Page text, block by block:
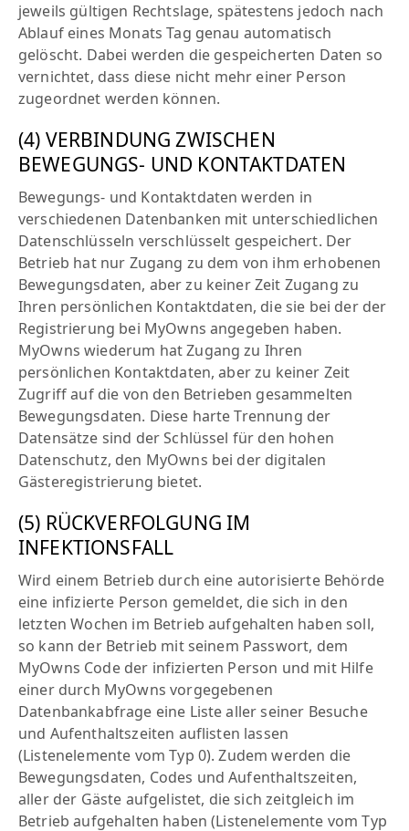
jeweils gültigen Rechtslage, spätestens jedoch nach
Ablauf eines Monats Tag genau automatisch
gelöscht. Dabei werden die gespeicherten Daten so
vernichtet, dass diese nicht mehr einer Person
zugeordnet werden können.
(4) VERBINDUNG ZWISCHEN
BEWEGUNGS- UND KONTAKTDATEN
Bewegungs- und Kontaktdaten werden in
verschiedenen Datenbanken mit unterschiedlichen
Datenschlüsseln verschlüsselt gespeichert. Der
Betrieb hat nur Zugang zu dem von ihm erhobenen
Bewegungsdaten, aber zu keiner Zeit Zugang zu
Ihren persönlichen Kontaktdaten, die sie bei der der
Registrierung bei MyOwns angegeben haben.
MyOwns wiederum hat Zugang zu Ihren
persönlichen Kontaktdaten, aber zu keiner Zeit
Zugriff auf die von den Betrieben gesammelten
Bewegungsdaten. Diese harte Trennung der
Datensätze sind der Schlüssel für den hohen
Datenschutz, den MyOwns bei der digitalen
Gästeregistrierung bietet.
(5) RÜCKVERFOLGUNG IM
INFEKTIONSFALL
Wird einem Betrieb durch eine autorisierte Behörde
eine infizierte Person gemeldet, die sich in den
letzten Wochen im Betrieb aufgehalten haben soll,
so kann der Betrieb mit seinem Passwort, dem
MyOwns Code der infizierten Person und mit Hilfe
einer durch MyOwns vorgegebenen
Datenbankabfrage eine Liste aller seiner Besuche
und Aufenthaltszeiten auflisten lassen
(Listenelemente vom Typ 0). Zudem werden die
Bewegungsdaten, Codes und Aufenthaltszeiten,
aller der Gäste aufgelistet, die sich zeitgleich im
Betrieb aufgehalten haben (Listenelemente vom Typ